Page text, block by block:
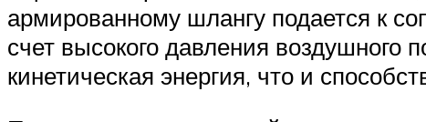
армированному шлангу подается к
счет высокого давления воздушного
кинетическая энергия, что и